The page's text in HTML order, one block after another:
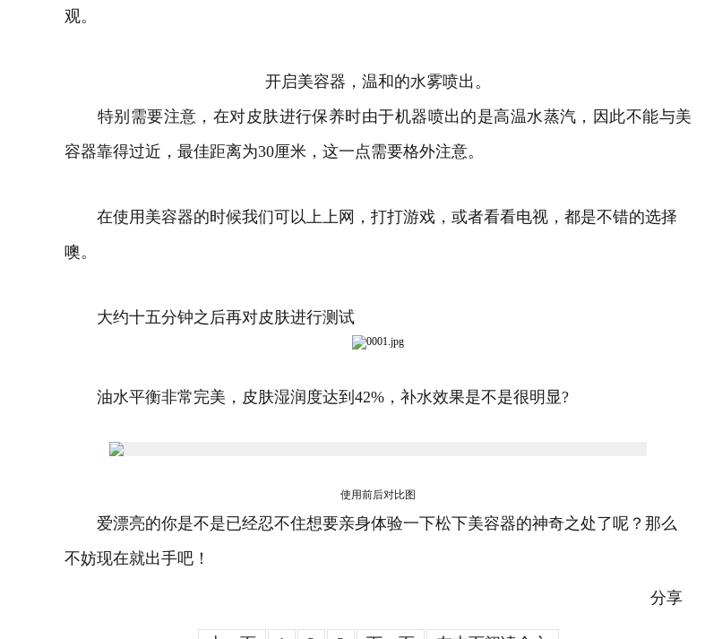
观。
开启美容器，温和的水雾喷出。
特别需要注意，在对皮肤进行保养时由于机器喷出的是高温水蒸汽，因此不能与美
容器靠得过近，最佳距离为30厘米，这一点需要格外注意。
在使用美容器的时候我们可以上上网，打打游戏，或者看看电视 ，都是不错的选择
噢。
大约十五分钟之后再对皮肤进行测试
油水平衡非常完美，皮肤湿润度达到42%，补水效果是不是很明显?
使用前后对比图
爱漂亮的你是不是已经忍不住想要亲身体验一下松下美容器的神奇之处了呢？那么
不妨现在就出手吧！
分享